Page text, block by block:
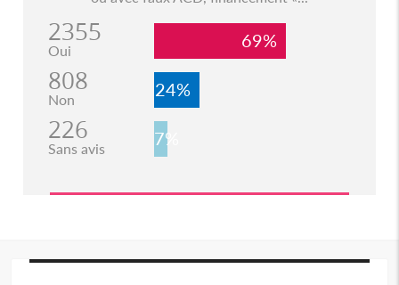
2355
Oui 69%
808
Non 24%
226
Sans avis 7%